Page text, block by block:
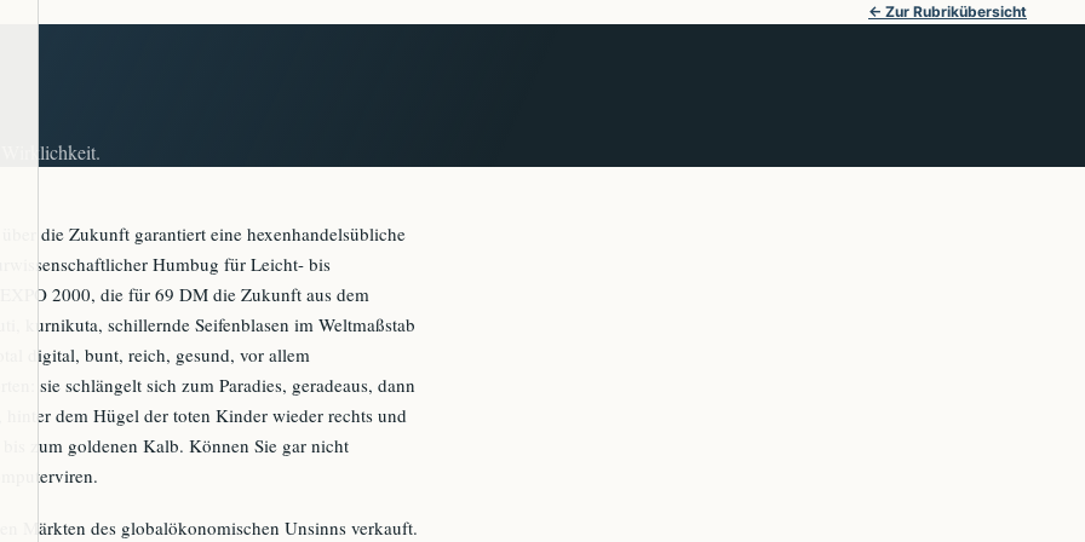
← Zur Rubrikübersicht
Wirklichkeit.
die Zukunft garantiert eine hexenhandelsübliche
Humbug für Leicht- bis
EXPO 2000, die für 69 DM die Zukunft aus dem
kurnikuta, schillernde Seifenblasen im Weltmaßstab
digital, bunt, reich, gesund, vor allem
sie schlängelt sich zum Paradies, geradeaus, dann
hinter dem Hügel der toten Kinder wieder rechts und
bis zum goldenen Kalb. Können Sie gar nicht
Märkten des globalökonomischen Unsinns verkauft.